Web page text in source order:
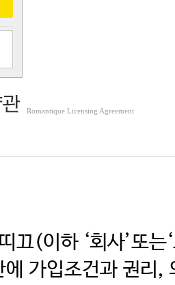
Romantique Licensing Agreement
끄(이하 ‘회사’또
가입조건과 권리,